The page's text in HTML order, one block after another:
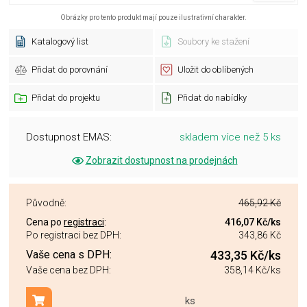
Obrázky pro tento produkt mají pouze ilustrativní charakter.
Katalogový list Soubory ke stažení
Přidat do porovnání Uložit do oblíbených
Přidat do projektu Přidat do nabídky
Dostupnost EMAS: skladem více než 5 ks
Zobrazit dostupnost na prodejnách
Původně:
465,92 Kč
Cena po registraci: 416,07 Kč/ks
Po registraci bez DPH:
343,86 Kč
Vaše cena s DPH: 433,35 Kč/ks
Vaše cena bez DPH: 358,14 Kč/ks
ks